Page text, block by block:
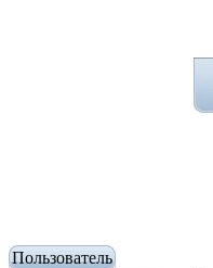
Пользователь